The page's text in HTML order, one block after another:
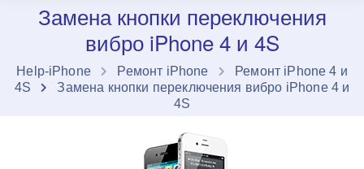
Замена кнопки переключения
вибро iPhone 4 и 4S
Нelp-iPhone Ремонт iPhone
Ремонт iPhone 4 и
4S
Замена кнопки переключения вибро iPhone 4 и
4S